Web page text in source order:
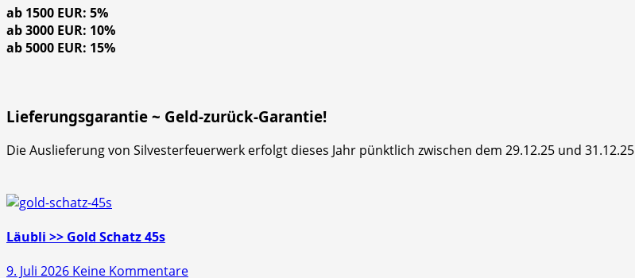
ab 1500 EUR: 5%
ab 3000 EUR: 10%
ab 5000 EUR: 15%
Lieferungsgarantie ~ Geld-zurück-Garantie!
Die Auslieferung von Silvesterfeuerwerk erfolgt dieses Jahr pünktlich zwischen dem 29.12.25 und 31.12.25
Läubli >> Gold Schatz 45s
9. Juli 2026 Keine Kommentarezu